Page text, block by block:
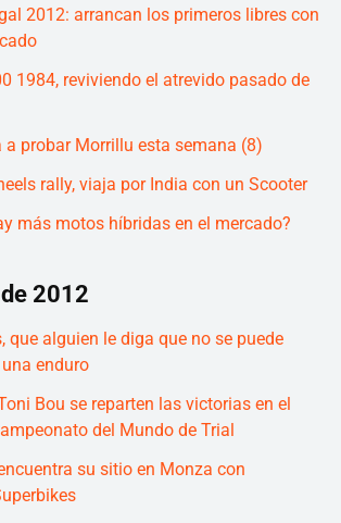
2012: arrancan los primeros libres con
1984, reviviendo el atrevido pasado de
a probar Morrillu esta semana (8)
rally, viaja por India con un Scooter
más motos híbridas en el mercado?
2012
que alguien le diga que no se puede
enduro
Bou se reparten las victorias en el
del Mundo de Trial
su sitio en Monza con